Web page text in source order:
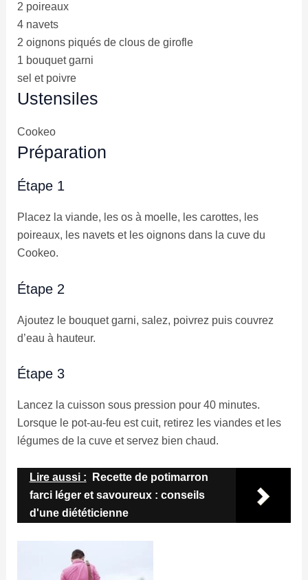
2 poireaux
4navets
2 oignons piqués de clous de girofle
1 bouquet garni
sel et poivre
Ustensiles
Cookeo
Préparation
Étape 1
Placez la viande, les os à moelle, les carottes, les
poireaux, les navets et les oignons dans la cuve du
Cookeo.
Étape 2
Ajoutez le bouquet garni, salez, poivrez puis couvrez
d’eau à hauteur.
Étape 3
Lancez la cuisson sous pression pour 40 minutes.
Lorsque le pot-au-feu est cuit, retirez les viandes et les
légumes de la cuve et servez bien chaud.
Lire aussi :
Recette de potimarron
farci léger et savoureux : conseils
d'une diététicienne